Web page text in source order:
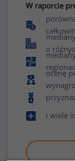
W raporcie
o
ocenę
i wiele